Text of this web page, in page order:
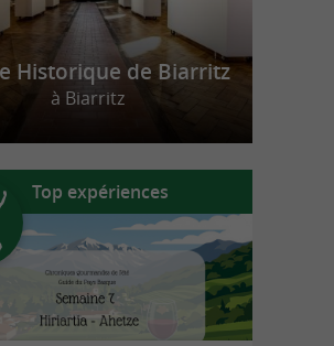
Historique de Biarritz
à Biarritz
Top expériences